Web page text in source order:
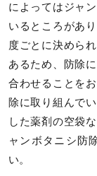
によってはジャ
いるところがあ
度ごとに決めら
あるため、防除
合わせることを
除に取り組んで
した薬剤の空袋
ャンボタニシ防
い。